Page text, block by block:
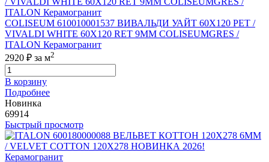
COLISEUM 610010001537 ВИВАЛЬДИ УАЙТ 60X120 РЕТ /
VIVALDI WHITE 60X120 RET 9MM COLISEUMGRES /
ITALON Керамогранит
2920 ₽ за м2
В корзину
Подробнее
Новинка
69914
Быстрый просмотр